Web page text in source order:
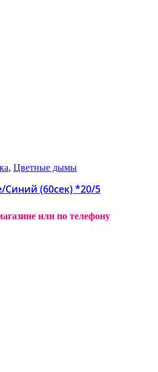
, Цветные дымы
(60сек) *20/5
или по телефону